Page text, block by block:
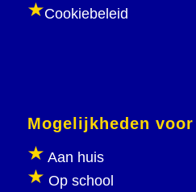
Cookiebeleid
Mogelijkheden voor
Aan huis
Op school